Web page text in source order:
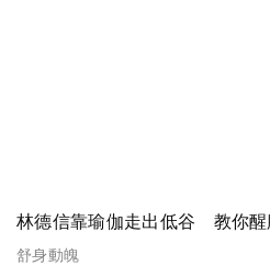
林德信靠瑜伽走出低谷 教你醒
舒身動魄